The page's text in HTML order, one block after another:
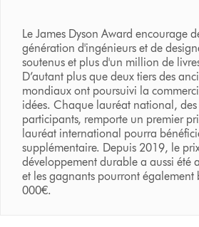
Le James Dyson Award encourage
génération d'ingénieurs et de
soutenus et plus d'un million de
D’autant plus que deux tiers des
mondiaux ont poursuivi la
idées. Chaque lauréat national,
participants, remporte un premier
lauréat international pourra
supplémentaire. Depuis 2019, le
développement durable a aussi été
et les gagnants pourront également
000€.